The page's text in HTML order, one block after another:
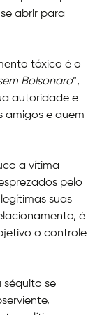
abrir para
tóxico é o
Bolsonaro”,
autoridade e
amigos e quem
a vítima
pelo
suas
é
o controle
séquito se